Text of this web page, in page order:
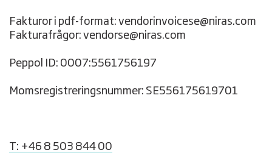
Fakturor i pdf-format: vendorinvoicese@niras.com
Fakturafrågor: vendorse@niras.com
Peppol ID: 0007:5561756197
Momsregistreringsnummer: SE556175619701
T: +46 8 503 844 00